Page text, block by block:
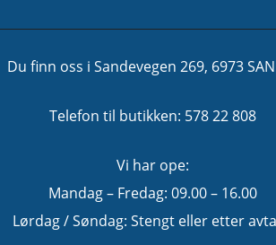
Du finn oss i Sandevegen 269, 6973
Telefon til butikken: 578 22 808
Vi har ope:
Mandag – Fredag: 09.00 – 16.00
Lørdag / Søndag: Stengt eller etter